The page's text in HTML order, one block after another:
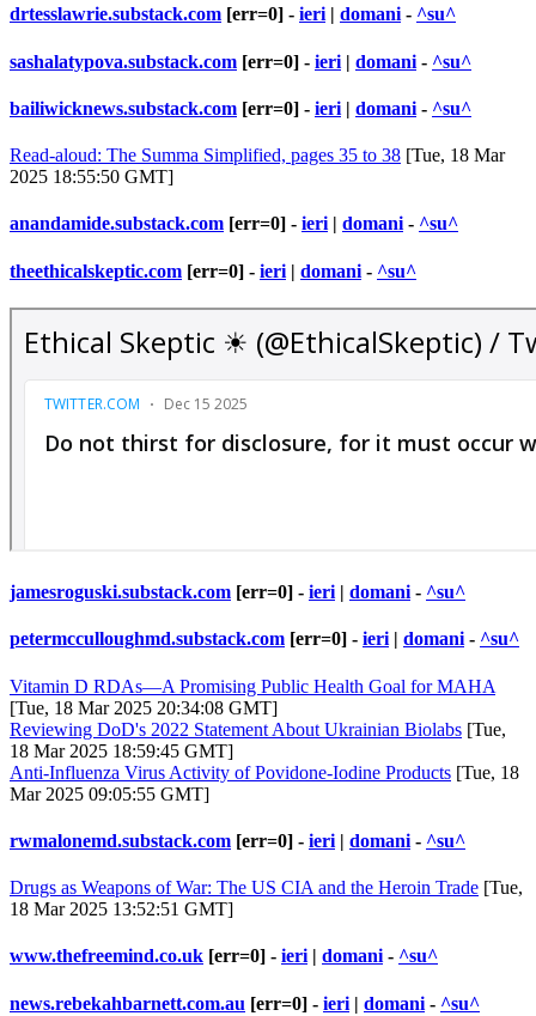
drtesslawrie.substack.com [err=0] - ieri | domani - ^su^
sashalatypova.substack.com [err=0] - ieri | domani - ^su^
bailiwicknews.substack.com [err=0] - ieri | domani - ^su^
Read-aloud: The Summa Simplified, pages 35 to 38 [Tue, 18 Mar
2025 18:55:50 GMT]
anandamide.substack.com [err=0] - ieri | domani - ^su^
theethicalskeptic.com [err=0] - ieri | domani - ^su^
jamesroguski.substack.com [err=0] - ieri | domani - ^su^
petermcculloughmd.substack.com [err=0] - ieri | domani - ^su^
Vitamin D RDAs—A Promising Public Health Goal for MAHA
[Tue, 18 Mar 2025 20:34:08 GMT]
Reviewing DoD's 2022 Statement About Ukrainian Biolabs [Tue,
18 Mar 2025 18:59:45 GMT]
Anti-Influenza Virus Activity of Povidone-Iodine Products [Tue, 18
Mar 2025 09:05:55 GMT]
rwmalonemd.substack.com [err=0] - ieri | domani - ^su^
Drugs as Weapons of War: The US CIA and the Heroin Trade [Tue,
18 Mar 2025 13:52:51 GMT]
www.thefreemind.co.uk [err=0] - ieri| domani- ^su^
news.rebekahbarnett.com.au [err=0] - ieri | domani - ^su^